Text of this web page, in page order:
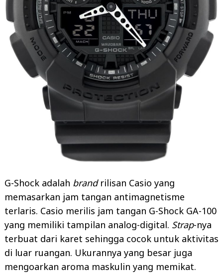
G-Shock adalah brandrilisan Casio yang
memasarkan jam tangan antimagnetisme
terlaris. Casio merilis jam tangan G-Shock GA-100
yang memiliki tampilan analog-digital. Strap-nya
terbuat dari karet sehingga cocok untuk aktivitas
di luar ruangan. Ukurannya yang besar juga
mengoarkan aroma maskulin yang memikat.